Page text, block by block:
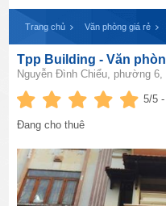
Trang chủ Văn phòng giá rẻ
Tpp Building - Văn
Nguyễn Đình Chiểu, phường
5/5 -
Đang cho thuê